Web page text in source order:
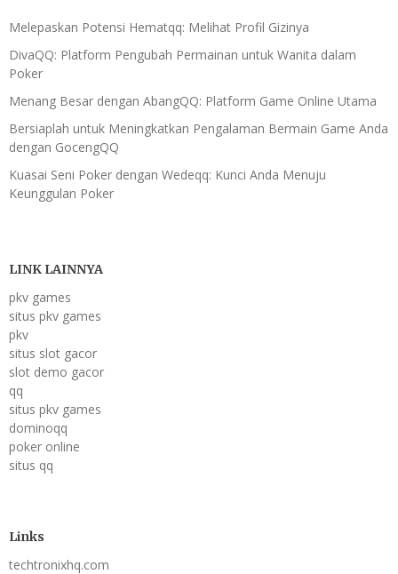
Melepaskan Potensi Hematqq: Melihat Profil Gizinya
DivaQQ: Platform Pengubah Permainan untuk Wanita dalam
Poker
Menang Besar dengan AbangQQ: Platform Game Online Utama
Bersiaplah untuk Meningkatkan Pengalaman Bermain Game Anda
dengan GocengQQ
Kuasai Seni Poker dengan Wedeqq: Kunci Anda Menuju
Keunggulan Poker
LINK LAINNYA
pkv games
situs pkv games
pkv
situs slot gacor
slot demo gacor
qq
situs pkv games
dominoqq
poker online
situs qq
Links
techtronixhq.com